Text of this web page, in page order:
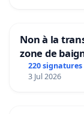
Non à la
zone de
220 signatures
3 Jul 2026